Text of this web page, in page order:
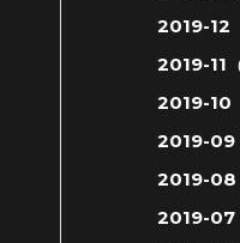
2019-12
2019-11（
2019-10
2019-09
2019-08
2019-07